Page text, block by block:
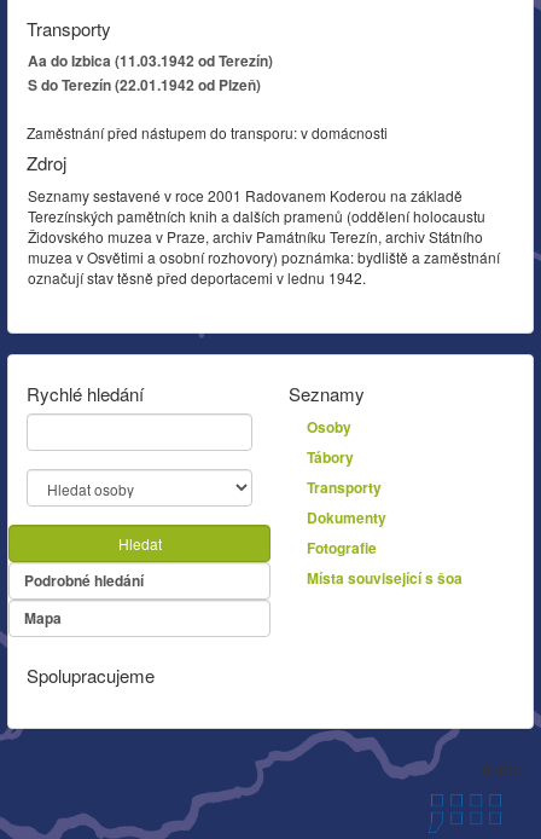
Transporty
Aa do Izbica (11.03.1942 od Terezín)
S do Terezín (22.01.1942 od Plzeň)
Zaměstnání před nástupem do transporu: v domácnosti
Zdroj
Seznamy sestavené v roce 2001 Radovanem Koderou na základě
Terezínských pamětních knih a dalších pramenů (oddělení holocaustu
Židovského muzea v Praze, archiv Památníku Terezín, archiv Státního
muzea v Osvětimi a osobní rozhovory) poznámka: bydliště a zaměstnání
označují stav těsně před deportacemi v lednu 1942.
Rychlé hledání
Hledat
Podrobné hledání
Mapa
Seznamy
Osoby
Tábory
Transporty
Dokumenty
Fotografie
Místa související s šoa
Spolupracujeme
Autor